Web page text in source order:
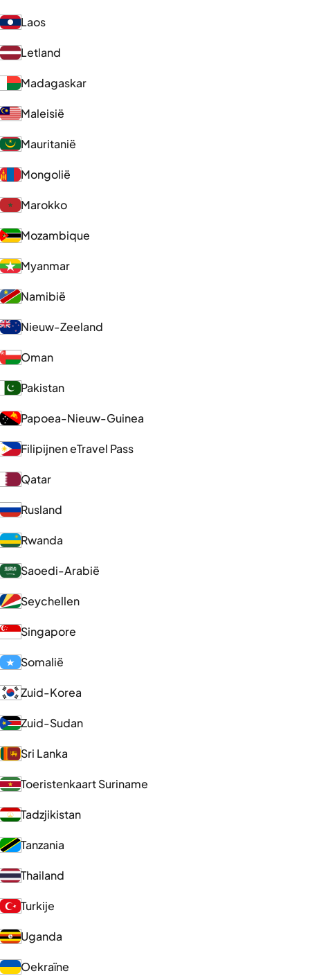
Laos
Letland
Madagaskar
Maleisië
Mauritanië
Mongolië
Marokko
Mozambique
Myanmar
Namibië
Nieuw-Zeeland
Oman
Pakistan
Papoea-Nieuw-Guinea
Filipijnen eTravel Pass
Qatar
Rusland
Rwanda
Saoedi-Arabië
Seychellen
Singapore
Somalië
Zuid-Korea
Zuid-Sudan
Sri Lanka
Toeristenkaart Suriname
Tadzjikistan
Tanzania
Thailand
Turkije
Uganda
Oekraïne